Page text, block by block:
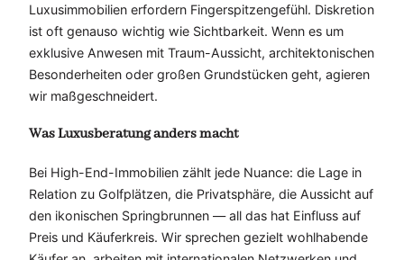
Luxusimmobilien erfordern Fingerspitzengefühl. Diskretion
ist oft genauso wichtig wie Sichtbarkeit. Wenn es um
exklusive Anwesen mit Traum-Aussicht, architektonischen
Besonderheiten oder großen Grundstücken geht, agieren
wir maßgeschneidert.
Was Luxusberatung anders macht
Bei High-End-Immobilien zählt jede Nuance: die Lage in
Relation zu Golfplätzen, die Privatsphäre, die Aussicht auf
den ikonischen Springbrunnen — all das hat Einfluss auf
Preis und Käuferkreis. Wir sprechen gezielt wohlhabende